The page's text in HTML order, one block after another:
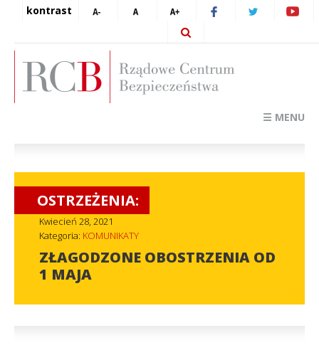
kontrast
☰ MENU
OSTRZEŻENIA:
Kwiecień 28, 2021
Kategoria: KOMUNIKATY
ZŁAGODZONE OBOSTRZENIA OD
1 MAJA